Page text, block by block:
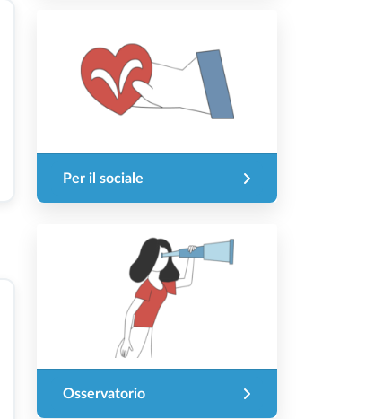
Per il sociale
Osservatorio